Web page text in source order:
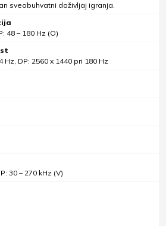
sveobuhvatni doživljaj igranja.
48 – 180 Hz (O)
Hz, DP: 2560 x 1440 pri 180 Hz
30 – 270 kHz (V)